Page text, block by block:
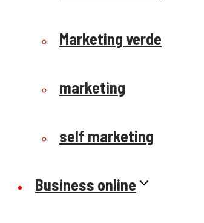
Marketing verde
marketing
self marketing
Business online